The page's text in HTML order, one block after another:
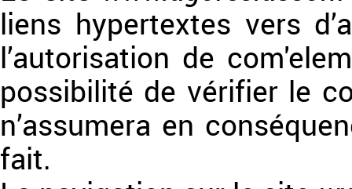
liens hypertextes vers
l’autorisation de
possibilité de vérifier le
n’assumera en
fait.